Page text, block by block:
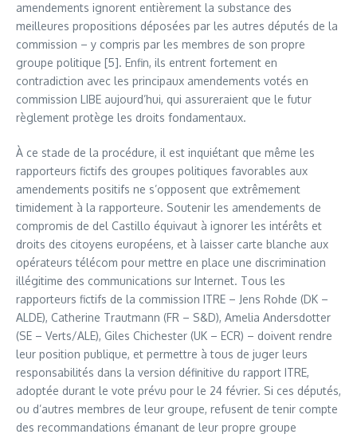
amendements ignorent entièrement la substance des
meilleures propositions déposées par les autres députés de la
commission – y compris par les membres de son propre
groupe politique [5]. Enfin, ils entrent fortement en
contradiction avec les principaux amendements votés en
commission LIBE aujourd’hui, qui assureraient que le futur
règlement protège les droits fondamentaux.
À ce stade de la procédure, il est inquiétant que même les
rapporteurs fictifs des groupes politiques favorables aux
amendements positifs ne s’opposent que extrêmement
timidement à la rapporteure. Soutenir les amendements de
compromis de del Castillo équivaut à ignorer les intérêts et
droits des citoyens européens, et à laisser carte blanche aux
opérateurs télécom pour mettre en place une discrimination
illégitime des communications sur Internet. Tous les
rapporteurs fictifs de la commission ITRE – Jens Rohde (DK –
ALDE), Catherine Trautmann (FR – S&D), Amelia Andersdotter
(SE – Verts/ALE), Giles Chichester (UK – ECR) – doivent rendre
leur position publique, et permettre à tous de juger leurs
responsabilités dans la version définitive du rapport ITRE,
adoptée durant le vote prévu pour le 24 février. Si ces députés,
ou d’autres membres de leur groupe, refusent de tenir compte
des recommandations émanant de leur propre groupe